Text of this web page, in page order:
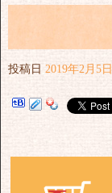
投稿日 2019年2月5日